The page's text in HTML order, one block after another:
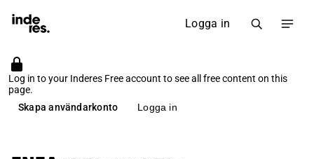
Logga in
Log in to your Inderes Free account to see all free content on this
page.
Skapa användarkonto
Logga in